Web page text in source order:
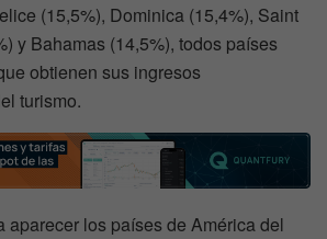
(15,5%), Dominica (15,4%), Saint
y Bahamas (14,5%), todos países
obtienen sus ingresos
turismo.
aparecer los países de América del